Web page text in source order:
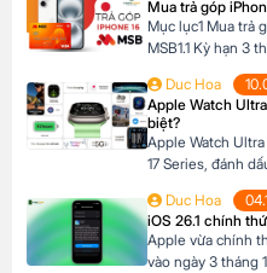
Phone, chương
Mua trả góp
Mục lục1 Mua trả
MSB1.1 Kỳ hạn 3
qua thẻ tín dụng
16 128GB với
Duc Hoa
Apple Watch
biệt?
Apple Watch
17 Series, đánh
phiêu lưu. Với
khỏe vượt trội và
Duc Hoa
iOS 26.1 chính
Apple vừa chính
vào ngày 3 tháng